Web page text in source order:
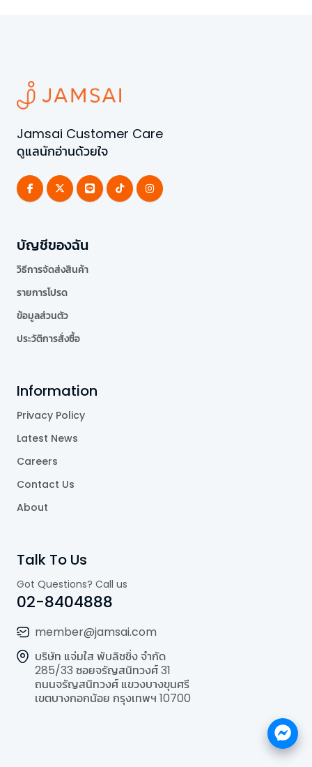
Jamsai Customer Care
ดูแลนักอ่านด้วยใจ
บัญชีของฉัน
วิธีการจัดส่งสินค้า
รายการโปรด
ข้อมูลส่วนตัว
ประวัติการสั่งซื้อ
Information
Privacy Policy
Latest News
Careers
Contact Us
About
Talk To Us
Got Questions? Call us
02-8404888
member@jamsai.com
บริษัท แจ่มใส พับลิชชิ่ง จำกัด
285/33 ซอยจรัญสนิทวงศ์ 31
ถนนจรัญสนิทวงศ์ แขวงบางขุนศรี
เขตบางกอกน้อย กรุงเทพฯ 10700